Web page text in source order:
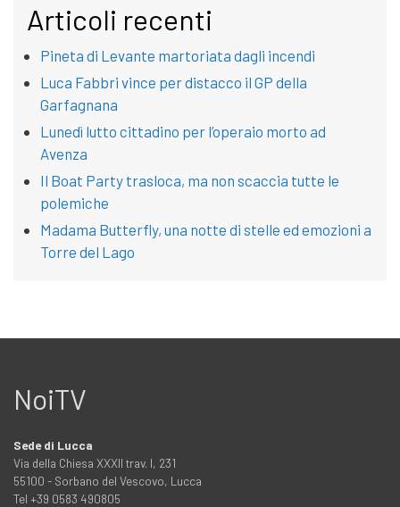
Articoli recenti
Pineta di Levante martoriata dagli incendi
Luca Fabbri vince per distacco il GP della
Garfagnana
Lunedì lutto cittadino per l’operaio morto ad
Avenza
Il Boat Party trasloca, ma non scaccia tutte le
polemiche
Madama Butterfly, una notte di stelle ed emozioni a
Torre del Lago
NoiTV
Sede di Lucca
Via della Chiesa XXXII trav. I, 231
55100 - Sorbano del Vescovo, Lucca
Tel +39 0583 490805